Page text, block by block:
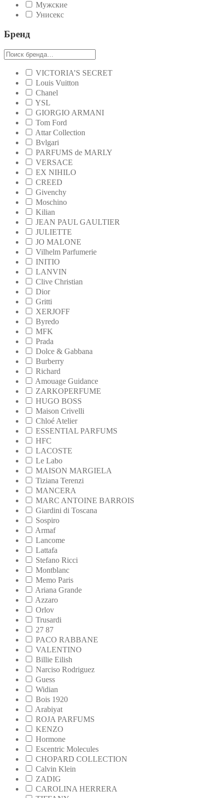
Мужские
Унисекс
Бренд
VICTORIA’S SECRET
Louis Vuitton
Chanel
YSL
GIORGIO ARMANI
Tom Ford
Attar Collection
Bvlgari
PARFUMS de MARLY
VERSACE
EX NIHILO
CREED
Givenchy
Moschino
Kilian
JEAN PAUL GAULTIER
JULIETTE
JO MALONE
Vilhelm Parfumerie
INITIO
LANVIN
Clive Christian
Dior
Gritti
XERJOFF
Byredo
MFK
Prada
Dolce & Gabbana
Burberry
Richard
Amouage Guidance
ZARKOPERFUME
HUGO BOSS
Maison Crivelli
Chloé Atelier
ESSENTIAL PARFUMS
HFC
LACOSTE
Le Labo
MAISON MARGIELA
Tiziana Terenzi
MANCERA
MARC ANTOINE BARROIS
Giardini di Toscana
Sospiro
Armaf
Lancome
Lattafa
Stefano Ricci
Montblanc
Memo Paris
Ariana Grande
Azzaro
Orlov
Trusardi
27 87
PACO RABBANE
VALENTINO
Billie Eilish
Narciso Rodriguez
Guess
Widian
Bois 1920
Arabiyat
ROJA PARFUMS
KENZO
Hormone
Escentric Molecules
CHOPARD COLLECTION
Calvin Klein
ZADIG
CAROLINA HERRERA